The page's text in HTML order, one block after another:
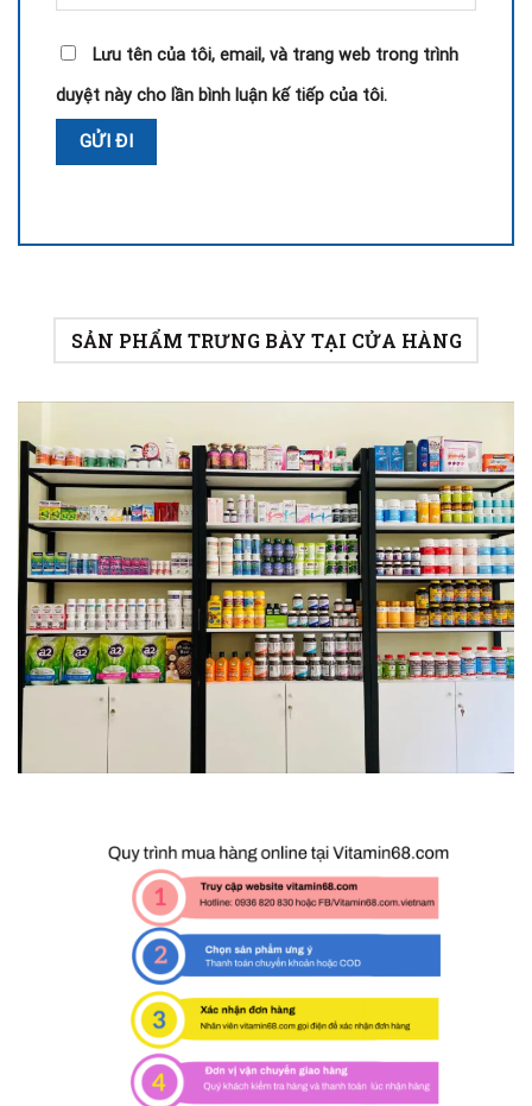
Lưu tên của tôi, email, và trang web trong trình
duyệt này cho lần bình luận kế tiếp của tôi.
SẢN PHẨM TRƯNG BÀY TẠI CỬA HÀNG